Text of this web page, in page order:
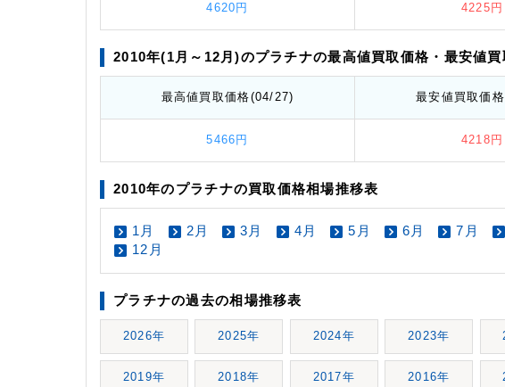
4620円 4225円
2010年(1月～12月)のプラチナの最高値買取価格 ・最安値買
最高値買取価格(04/27) 最安値買取価格
5466円 4218円
2010年のプラチナの買取価格相場推移表
1月 2月 3月 4月 5月 6月 7月
12月
プラチナの過去の相場推移表
2026年 2025年 2024年 2023年
2019年 2018年 2017年 2016年